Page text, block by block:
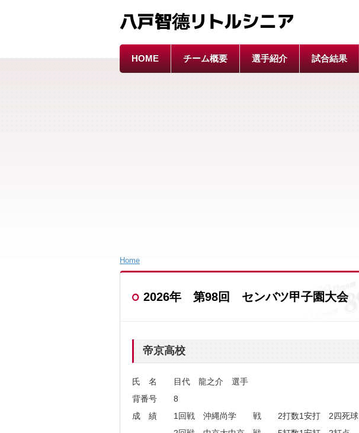
八戸智德リトルシニア
HOME チーム概要 選手紹介 試合結果
Home
2026年 第98回 センバツ甲子園大会
帝京高校
氏 名 目代 龍之介 選手
背番号 8
成 績 1回戦 沖縄尚学 戦 2打数1安打 2四死球